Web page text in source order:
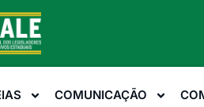
COMUNICAÇÃO